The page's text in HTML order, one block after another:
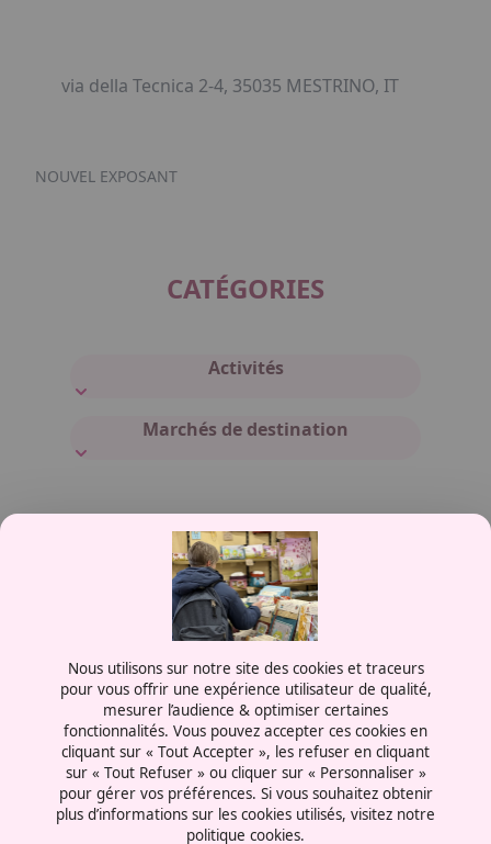
via della Tecnica 2-4, 35035 MESTRINO, IT
NOUVEL EXPOSANT
CATÉGORIES
Activités
Marchés de destination
0387556600
Rue de la Grange aux Bois
57070 - Metz
France
Nous utilisons sur notre site des cookies et traceurs
pour vous offrir une expérience utilisateur de qualité,
mesurer l’audience & optimiser certaines
fonctionnalités. Vous pouvez accepter ces cookies en
cliquant sur « Tout Accepter », les refuser en cliquant
sur « Tout Refuser » ou cliquer sur « Personnaliser »
pour gérer vos préférences. Si vous souhaitez obtenir
plus d’informations sur les cookies utilisés, visitez notre
politique cookies.